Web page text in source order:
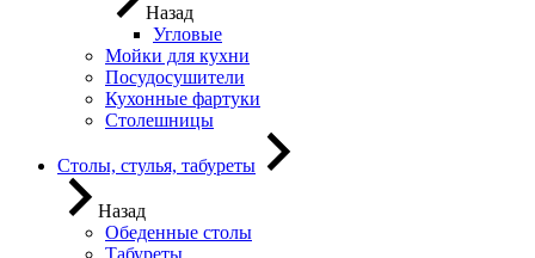
Назад
Угловые
Мойки для кухни
Посудосушители
Кухонные фартуки
Столешницы
Столы, стулья, табуреты
Назад
Обеденные столы
Табуреты